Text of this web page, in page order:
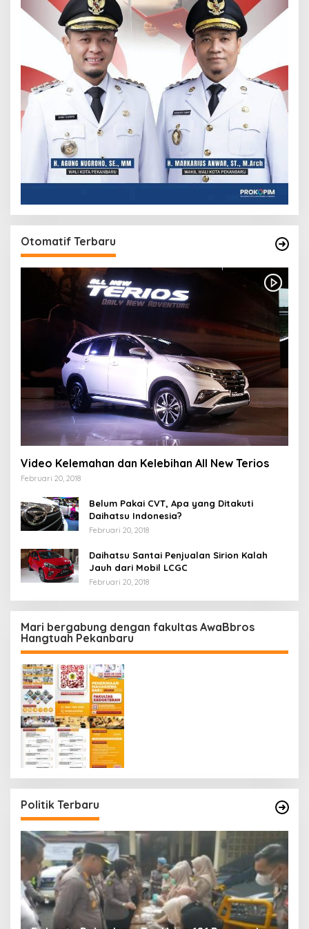
Otomatif Terbaru
Video Kelemahan dan Kelebihan All New Terios
Februari 20, 2018
Belum Pakai CVT, Apa yang Ditakuti
Daihatsu Indonesia?
Februari 20, 2018
Daihatsu Santai Penjualan Sirion Kalah
Jauh dari Mobil LCGC
Februari 20, 2018
Mari bergabung dengan fakultas AwaBbros
Hangtuah Pekanbaru
Politik Terbaru